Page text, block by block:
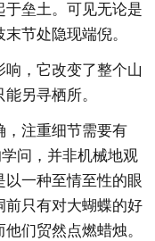
垒土。可见无论是
节处隐现端倪。
，它改变了整个山
另寻栖所。
，注重细节需要有
问，并非机械地观
一种至情至性的眼
前只有对大蝴蝶的好
们贸然点燃蜡烛。